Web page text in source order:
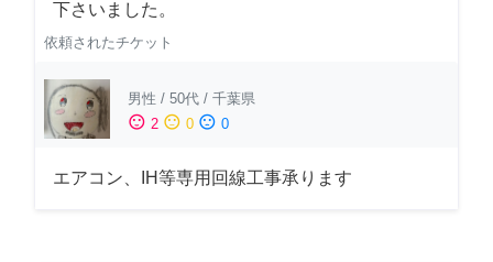
下さいました。
依頼されたチケット
男性 / 50代 / 千葉県
sentiment_satisfied 2 sentiment_neutral 0 sentiment_dissatisfied 0
エアコン、IH等専用回線工事承ります